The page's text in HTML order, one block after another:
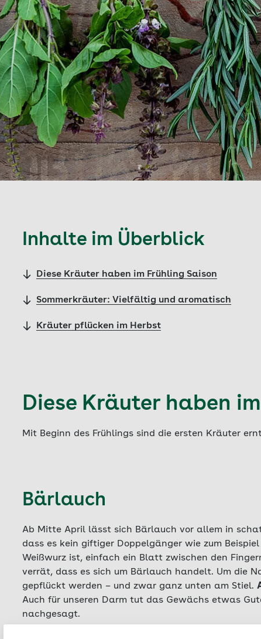
Inhalte im Überblick
Diese Kräuter haben im Frühling Saison
Sommerkräuter: Vielfältig und aromatisch
Kräuter pflücken im Herbst
Diese Kräuter haben
Mit Beginn des Frühlings sind die ersten Kräuter
Bärlauch
Ab Mitte April lässt sich Bärlauch vor allem in
dass es kein giftiger Doppelgänger wie zum
Weißwurz ist, einfach ein Blatt zwischen den
verrät, dass es sich um Bärlauch handelt. Um die
gepflückt werden – und zwar ganz unten am Stiel.
Auch für unseren Darm tut das Gewächs etwas
nachgesagt.